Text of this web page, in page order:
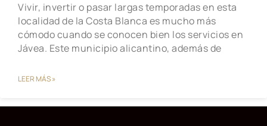
Vivir, invertir o pasar largas temporadas en esta
localidad de la Costa Blanca es mucho más
cómodo cuando se conocen bien los servicios en
Jávea. Este municipio alicantino, además de
LEER MÁS »